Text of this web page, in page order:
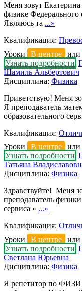
Меня зовут
физике Федерального
Являюсь та ...»
Квалификация:
Уроки
В центре или
Узнать подробности
Шамиль Альбертович
Дисциплина: Физика
Приветствую! Меня
Я преподаватель
образовательного
Квалификация:
Уроки
В центре или
Узнать подробности
Татьяна
Дисциплина: Физика
Здравствуйте! Меня
преподаватель
сервиса « ...»
Квалификация:
Уроки
В центре или
Узнать подробности
Светлана Юрьевна
Дисциплина: Физика
Я репетитор по